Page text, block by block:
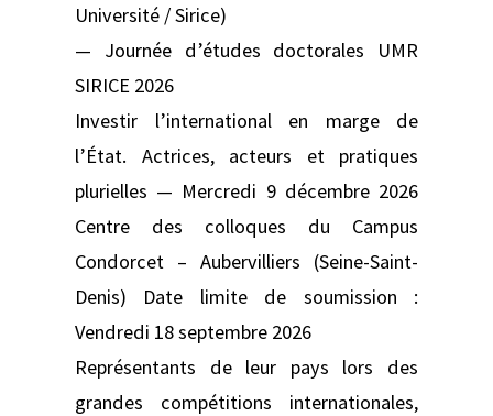
Université / Sirice)
— Journée d’études doctorales UMR
SIRICE 2026
Investir l’international en marge de
l’État. Actrices, acteurs et pratiques
plurielles — Mercredi 9 décembre 2026
Centre des colloques du Campus
Condorcet – Aubervilliers (Seine-Saint-
Denis) Date limite de soumission :
Vendredi 18 septembre 2026
Représentants de leur pays lors des
grandes compétitions internationales,